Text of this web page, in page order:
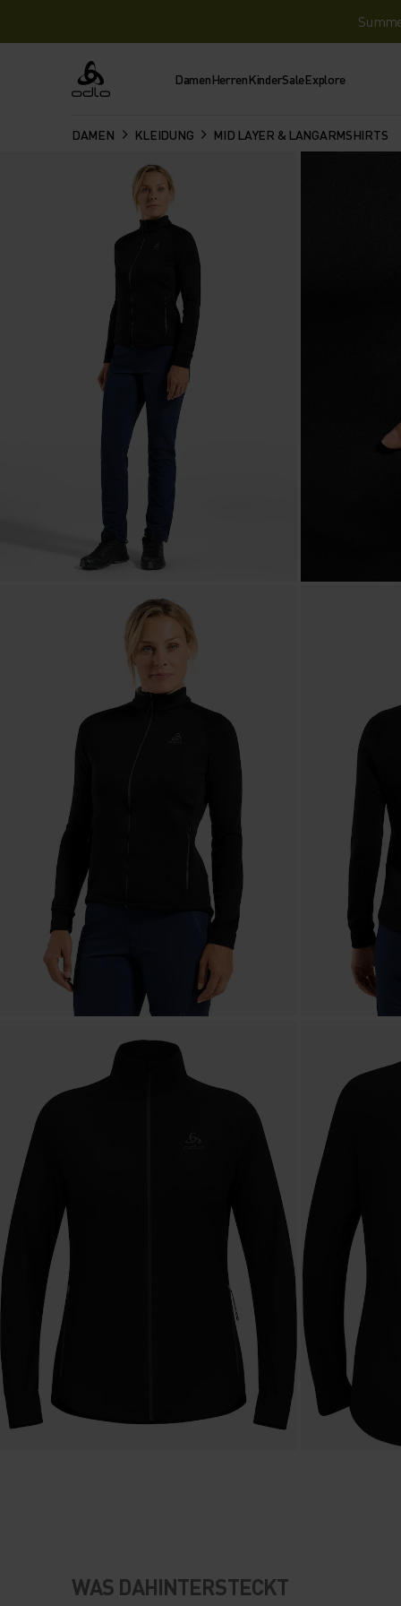
Odlo DamenHerrenKinderSaleExplore
DAMEN KLEIDUNG MID LAYER & LANGARMSHIRTS
WAS DAHINTERSTECKT